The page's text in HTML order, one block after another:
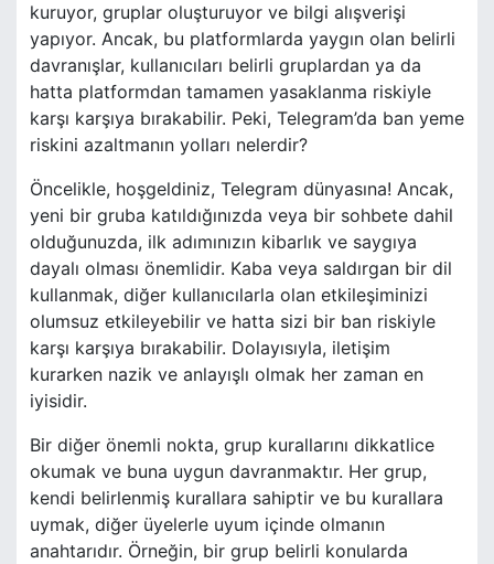
kuruyor, gruplar oluşturuyor ve bilgi alışverişi
yapıyor. Ancak, bu platformlarda yaygın olan belirli
davranışlar, kullanıcıları belirli gruplardan ya da
hatta platformdan tamamen yasaklanma riskiyle
karşı karşıya bırakabilir. Peki, Telegram’da ban yeme
riskini azaltmanın yolları nelerdir?
Öncelikle, hoşgeldiniz, Telegram dünyasına! Ancak,
yeni bir gruba katıldığınızda veya bir sohbete dahil
olduğunuzda, ilk adımınızın kibarlık ve saygıya
dayalı olması önemlidir. Kaba veya saldırgan bir dil
kullanmak, diğer kullanıcılarla olan etkileşiminizi
olumsuz etkileyebilir ve hatta sizi bir ban riskiyle
karşı karşıya bırakabilir. Dolayısıyla, iletişim
kurarken nazik ve anlayışlı olmak her zaman en
iyisidir.
Bir diğer önemli nokta, grup kurallarını dikkatlice
okumak ve buna uygun davranmaktır. Her grup,
kendi belirlenmiş kurallara sahiptir ve bu kurallara
uymak, diğer üyelerle uyum içinde olmanın
anahtarıdır. Örneğin, bir grup belirli konularda